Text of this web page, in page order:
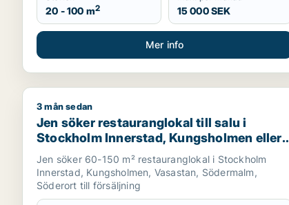
20 - 100 m2 15 000 SEK
Mer info
Jen söker restauranglokal till salu i Stockholm
3 mån sedan
Jen söker restauranglokal till salu i
Stockholm Innerstad, Kungsholmen eller
Vasastan m.fl.
Jen söker 60-150 m² restauranglokal i Stockholm
Innerstad, Kungsholmen, Vasastan, Södermalm,
Söderort till försäljning